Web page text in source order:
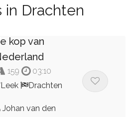
Drachten
kop van
159
03:10
Leek
Drachten
Johan van den